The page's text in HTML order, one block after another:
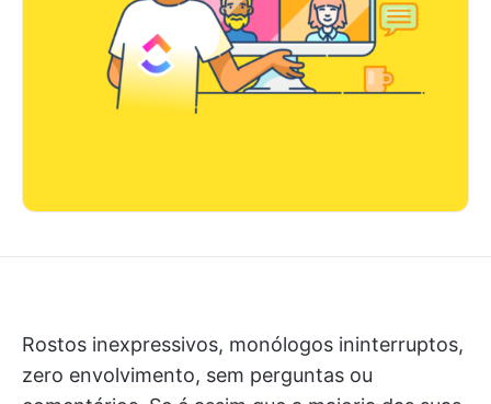
Rostos inexpressivos, monólogos ininterruptos,
zero envolvimento, sem perguntas ou